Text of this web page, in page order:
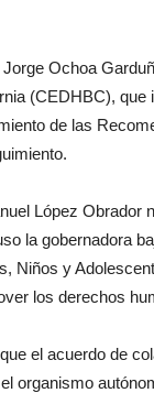
Ochoa
(CEDHBC),
de las
López Obrador
la gobernadora
Niños y
los derechos
el acuerdo de
organismo